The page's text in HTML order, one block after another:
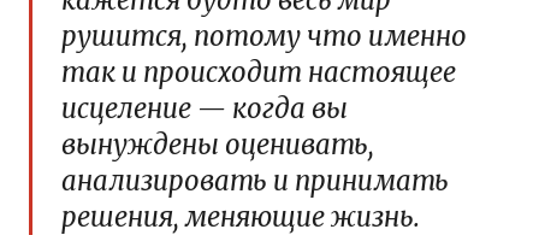
рушится, потому что именно
так и происходит настоящее
исцеление — когда вы
вынуждены оценивать,
анализировать и принимать
решения, меняющие жизнь.